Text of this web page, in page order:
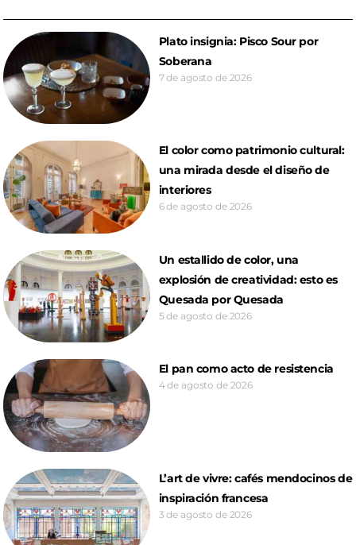
Plato insignia: Pisco Sour por
Soberana
7 de agosto de 2026
El color como patrimonio cultural:
una mirada desde el diseño de
interiores
6 de agosto de 2026
Un estallido de color, una
explosión de creatividad: esto es
Quesada por Quesada
5 de agosto de 2026
El pan como acto de resistencia
4 de agosto de 2026
L’art de vivre: cafés mendocinos de
inspiración francesa
3 de agosto de 2026